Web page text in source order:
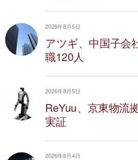
2026年8月5日
アツギ、中国子会
職120人
2026年8月5日
ReYuu、京東物流
実証
2026年8月4日